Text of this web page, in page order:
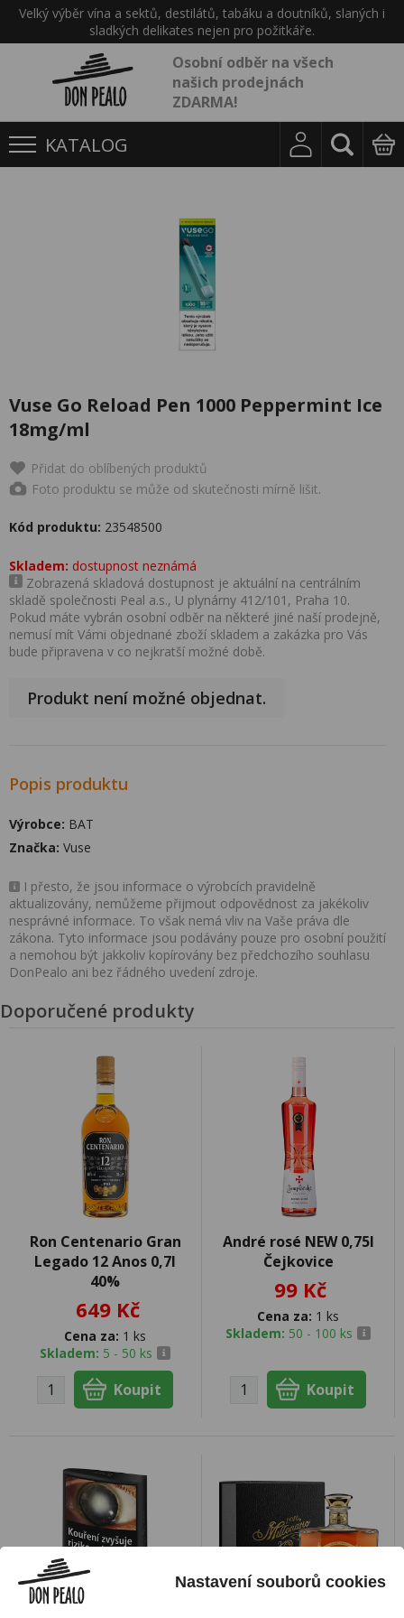
Velký výběr vína a sektů, destilátů, tabáku a doutníků, slaných i
sladkých delikates nejen pro požitkáře.
Osobní odběr na všech
našich prodejnách
ZDARMA!
KATALOG
Vuse Go Reload Pen 1000 Peppermint Ice
18mg/ml
Přidat do oblíbených produktů
Foto produktu se může od skutečnosti mírně lišit.
Kód produktu: 23548500
Skladem: dostupnost neznámá
Zobrazená skladová dostupnost je aktuální na centrálním
skladě společnosti Peal a.s., U plynárny 412/101, Praha 10.
Pokud máte vybrán osobní odběr na některé jiné naší prodejně,
nemusí mít Vámi objednané zboží skladem a zakázka pro Vás
bude připravena v co nejkratší možné době.
Produkt není možné objednat.
Popis produktu
Výrobce: BAT
Značka: Vuse
I přesto, že jsou informace o výrobcích pravidelně
aktualizovány, nemůžeme přijmout odpovědnost za jakékoliv
nesprávné informace. To však nemá vliv na Vaše práva dle
zákona. Tyto informace jsou podávány pouze pro osobní použití
a nemohou být jakkoliv kopírovány bez předchozího souhlasu
DonPealo ani bez řádného uvedení zdroje.
Doporučené produkty
Ron Centenario Gran
Legado 12 Anos 0,7l
40%
649 Kč
Cena za: 1 ks
Skladem: 5 - 50 ks
André rosé NEW 0,75l
Čejkovice
99 Kč
Cena za: 1 ks
Skladem: 50 - 100 ks
Nastavení souborů cookies